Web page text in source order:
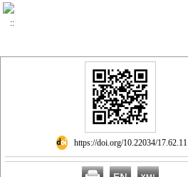
‎ https://doi.org/10.22034/17.62.11